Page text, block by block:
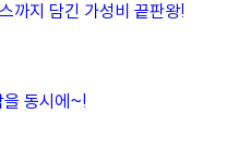
까지 담긴 가성비 끝판왕!
을 동시에~!